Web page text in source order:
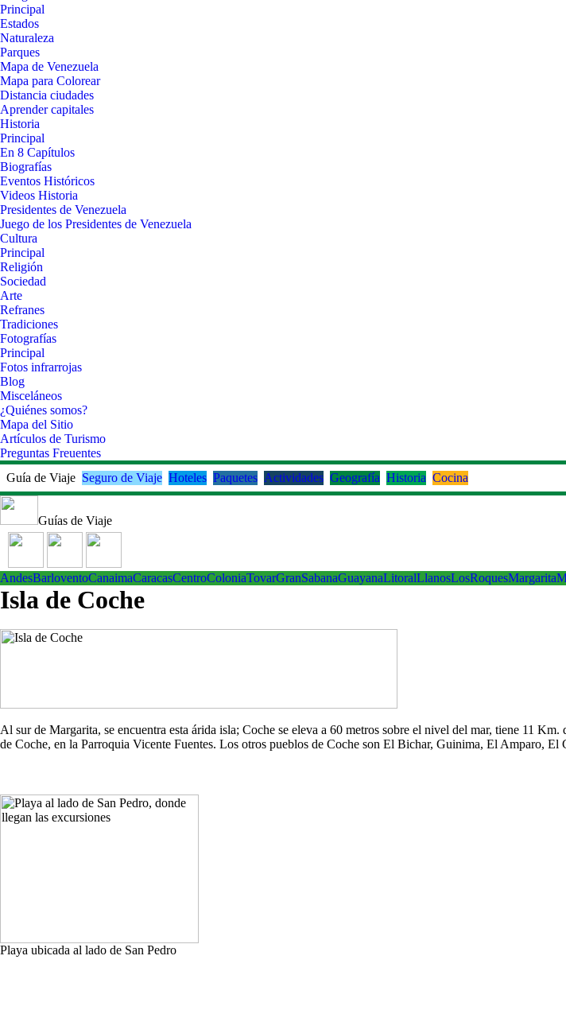
Principal
Estados
Naturaleza
Parques
Mapa de Venezuela
Mapa para Colorear
Distancia ciudades
Aprender capitales
Historia
Principal
En 8 Capítulos
Biografías
Eventos Históricos
Videos Historia
Presidentes de Venezuela
Juego de los Presidentes de Venezuela
Cultura
Principal
Religión
Sociedad
Arte
Refranes
Tradiciones
Fotografías
Principal
Fotos infrarrojas
Blog
Misceláneos
¿Quiénes somos?
Mapa del Sitio
Artículos de Turismo
Preguntas Freuentes
Guía de Viaje Seguro de Viaje Hoteles Paquetes Actividades Geografía Historia Cocina
Guías de Viaje
AndesBarloventoCanaimaCaracasCentroColoniaTovarGranSabanaGuayanaLitoralLlanosLosRoquesMargarita
Isla de Coche
Al sur de Margarita, se encuentra esta árida isla; Coche se eleva a 60 metros sobre el nivel del mar, tiene 11
de Coche, en la Parroquia Vicente Fuentes. Los otros pueblos de Coche son El Bichar, Guinima, El Amparo, El
Playa ubicada al lado de San Pedro